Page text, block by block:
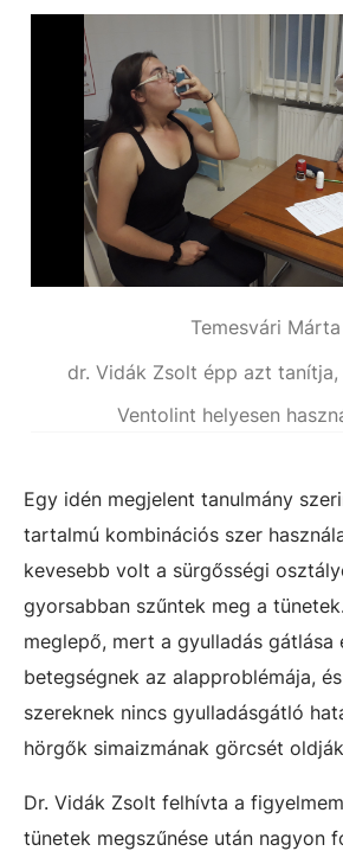
Temesvári Márta
dr. Vidák Zsolt épp azt
Ventolint helyesen
Egy idén megjelent tanulmány
tartalmú kombinációs szer
kevesebb volt a sürgősségi
gyorsabban szűntek meg a
meglepő, mert a gyulladás gátlása
betegségnek az alapproblémája,
szereknek nincs gyulladásgátló
hörgők simaizmának görcsét
Dr. Vidák Zsolt felhívta a
tünetek megszűnése után nagyon